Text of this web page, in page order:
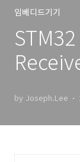
임베디드기기
by Joseph.Lee